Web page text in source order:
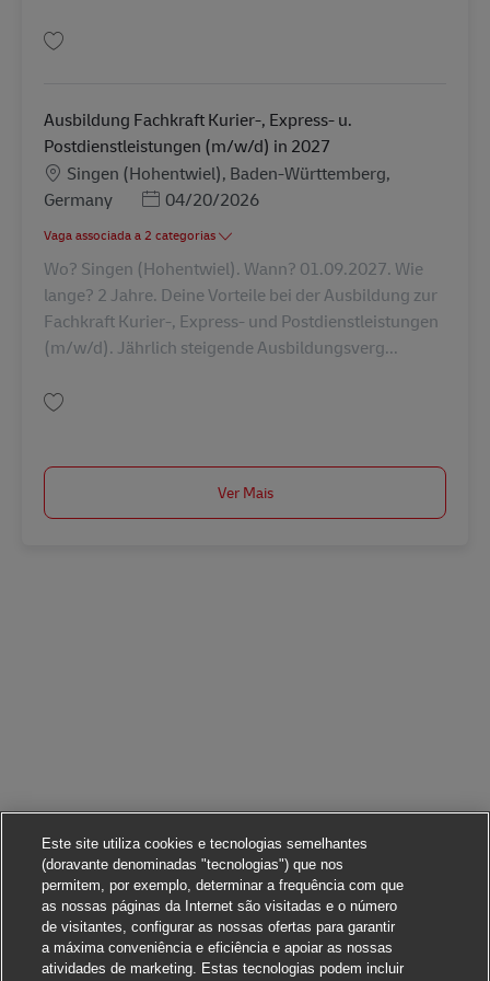
Ausbildung Fachkraft Kurier-, Express- u.
Postdienstleistungen (m/w/d) in 2027
Localização
Singen (Hohentwiel), Baden-Württemberg,
Germany
Posted Date
04/20/2026
Vaga associada a 2 categorias
Wo? Singen (Hohentwiel). Wann? 01.09.2027. Wie
lange? 2 Jahre. Deine Vorteile bei der Ausbildung zur
Fachkraft Kurier-, Express- und Postdienstleistungen
(m/w/d). Jährlich steigende Ausbildungsverg...
Ver Mais
Este site utiliza cookies e tecnologias semelhantes
(doravante denominadas "tecnologias") que nos
permitem, por exemplo, determinar a frequência com que
as nossas páginas da Internet são visitadas e o número
de visitantes, configurar as nossas ofertas para garantir
a máxima conveniência e eficiência e apoiar as nossas
atividades de marketing. Estas tecnologias podem incluir